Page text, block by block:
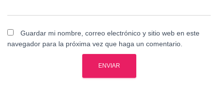
Guardar mi nombre, correo electrónico y sitio web en este
navegador para la próxima vez que haga un comentario.